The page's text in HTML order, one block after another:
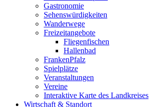
Gastronomie
Sehenswürdigkeiten
Wanderwege
Freizeitangebote
Fliegenfischen
Hallenbad
FrankenPfalz
Spielplätze
Veranstaltungen
Vereine
Interaktive Karte des Landkreises
Wirtschaft & Standort